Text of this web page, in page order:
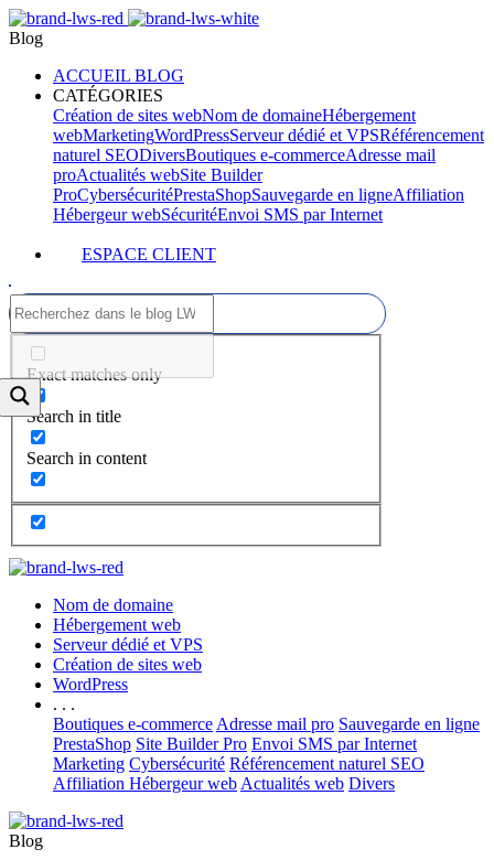
Blog
ACCUEIL BLOG
CATÉGORIES
Création de sites webNom de domaineHébergement
webMarketingWordPressServeur dédié et VPSRéférencement
naturel SEODiversBoutiques e-commerceAdresse mail
proActualités webSite Builder
ProCybersécuritéPrestaShopSauvegarde en ligneAffiliation
Hébergeur webSécuritéEnvoi SMS par Internet
ESPACE CLIENT
Exact matches only
Search in title
Search in content
Nom de domaine
Hébergement web
Serveur dédié et VPS
Création de sites web
WordPress
. . .
Boutiques e-commerce Adresse mail pro Sauvegarde en ligne
PrestaShop Site Builder Pro Envoi SMS par Internet
Marketing Cybersécurité Référencement naturel SEO
Affiliation Hébergeur web Actualités web Divers
Blog